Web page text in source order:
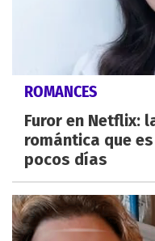
ROMANCES
Furor en Netflix:
romántica que
pocos días